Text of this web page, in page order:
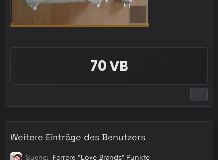
70 VB
Weitere Einträge des Benutzers
Suche Ferrero "Love Brands" Punkte